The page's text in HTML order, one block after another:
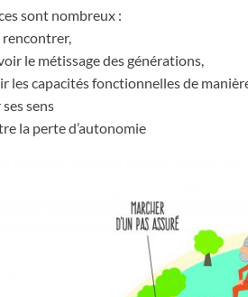
sont nombreux :
rencontrer,
le métissage des générations,
les capacités fonctionnelles de
sens
la perte d’autonomie